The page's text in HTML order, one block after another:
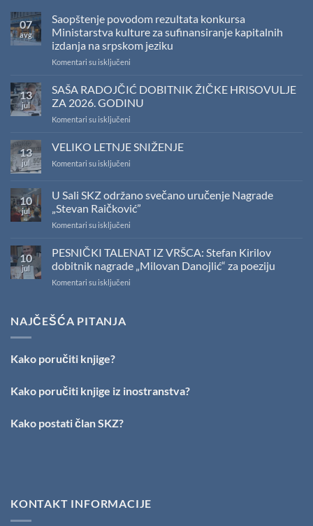
07
avg
Saopštenje povodom rezultata konkursa
Ministarstva kulture za sufinansiranje kapitalnih
izdanja na srpskom jeziku
Komentari su isključeni
povodom
rezultata
konkursa
za
na
srpskom
jeziku
13
jul
SAŠA RADOJČIĆ DOBITNIK ŽIČKE HRISOVULJE
ZA 2026. GODINU
Komentari su isključeni
RADOJČIĆ
DOBITNIK
2026.
GODINU
13
jul
VELIKO LETNJE SNIŽENJE
Komentari su isključeni
SNIŽENJE
10
jul
U Sali SKZ održano svečano uručenje Nagrade
„Stevan Raičković”
Komentari su isključeni
Sali
SKZ
održano
10
jul
PESNIČKI TALENAT IZ VRŠCA: Stefan Kirilov
dobitnik nagrade „Milovan Danojlić“ za poeziju
Komentari su isključeni
„Milovan
NAJČEŠĆA PITANJA
Kako poručiti knjige?
Kako poručiti knjige iz inostranstva?
Kako postati član SKZ?
KONTAKT INFORMACIJE